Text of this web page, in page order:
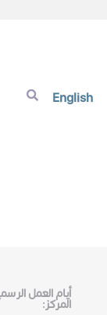
English
أيام العمل
المركز: